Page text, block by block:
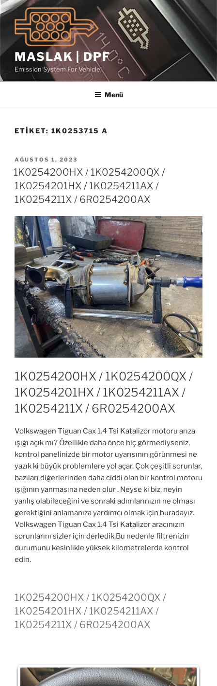
İçeriğe
geç
MASLAK | DPF
Emission System For Vehicle!
Menü
ETIKET: 1K0253715 A
YAYIM
TARIHI
AĞUSTOS 1, 2023
1K0254200HX / 1K0254200QX /
1K0254201HX / 1K0254211AX /
1K0254211X / 6R0254200AX
1K0254200HX / 1K0254200QX /
1K0254201HX / 1K0254211AX /
1K0254211X / 6R0254200AX
Volkswagen Tiguan Cax 1.4 Tsi Katalizör motoru arıza
ışığı açık mı? Özellikle daha önce hiç görmediyseniz,
kontrol panelinizde bir motor uyarısının görünmesi ne
yazık ki büyük problemlere yol açar. Çok çeşitli sorunlar,
bazıları diğerlerinden daha ciddi olan bir kontrol motoru
ışığının yanmasına neden olur . Neyse ki biz, neyin
yanlış olabileceğini ve sonraki adımlarınızın ne olması
gerektiğini anlamanıza yardımcı olmak için buradayız.
Volkswagen Tiguan Cax 1.4 Tsi Katalizör aracınızın
sorunlarını sizler için derledik.Bu nedenle filtrenizin
durumunu kesinlikle yüksek kilometrelerde kontrol
edin.
1K0254200HX / 1K0254200QX /
1K0254201HX / 1K0254211AX /
1K0254211X / 6R0254200AX